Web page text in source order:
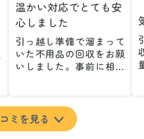
温かい対応でとても安
心しました
引っ越し準備で溜まって
いた不用品の回収をお願
いしました。事前に相談
とができました。特に、
古い家具や壊れた家電な
ど、処分が難しいものが
ミを見る